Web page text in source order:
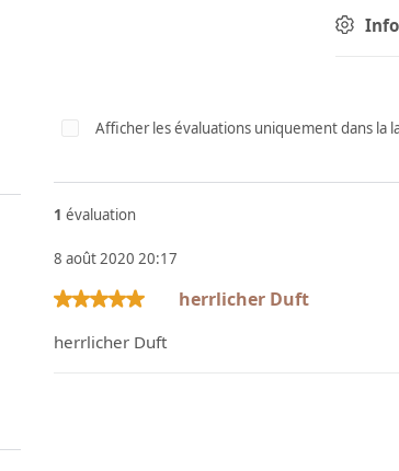
Afficher les évaluations uniquement dans la
1 évaluation
8 août 2020 20:17
Évaluation avec une note de 5 sur 5 étoiles
herrlicher Duft
herrlicher Duft